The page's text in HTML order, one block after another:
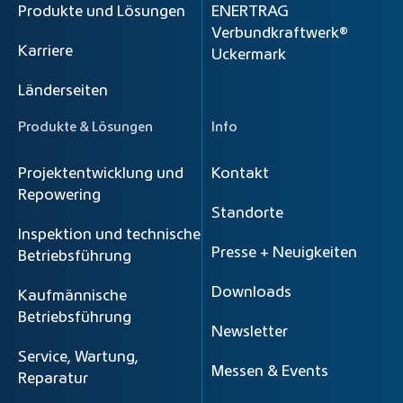
Produkte und Lösungen
Karriere
Länderseiten
ENERTRAG
Verbundkraftwerk®
Uckermark
Produkte & Lösungen
Projektentwicklung und
Repowering
Inspektion und technische
Betriebsführung
Kaufmännische
Betriebsführung
Service, Wartung,
Reparatur
Info
Kontakt
Standorte
Presse + Neuigkeiten
Downloads
Newsletter
Messen & Events